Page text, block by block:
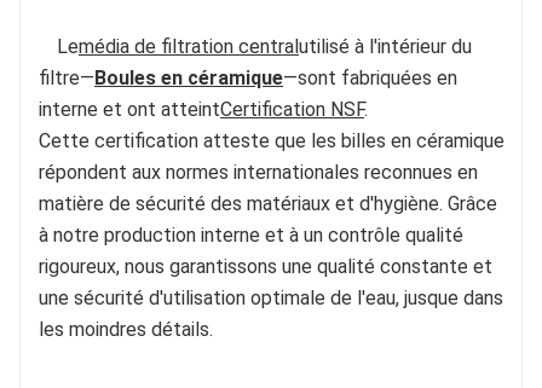
Lemédia de filtration centralutilisé à l'intérieur du
filtre—Boules en céramique—sont fabriquées en
interne et ont atteintCertification NSF.
Cette certification atteste que les billes en céramique
répondent aux normes internationales reconnues en
matière de sécurité des matériaux et d'hygiène. Grâce
à notre production interne et à un contrôle qualité
rigoureux, nous garantissons une qualité constante et
une sécurité d'utilisation optimale de l'eau, jusque dans
les moindres détails.